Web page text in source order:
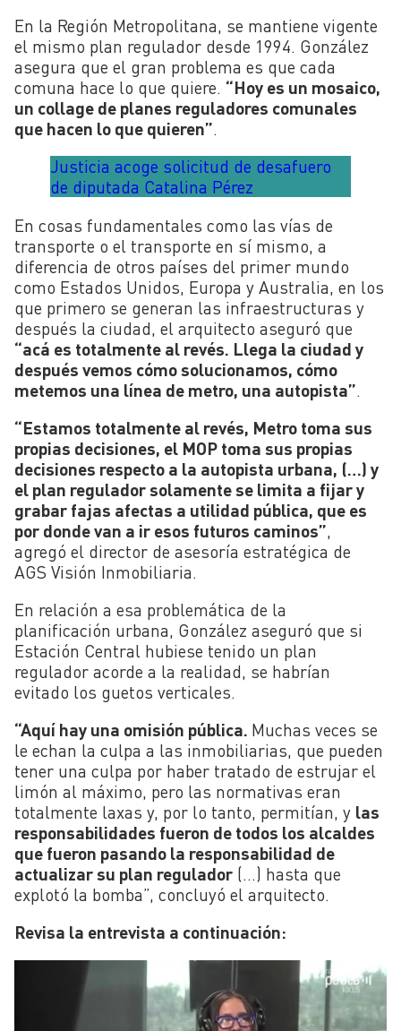
En la Región Metropolitana, se mantiene vigente
el mismo plan regulador desde 1994. González
asegura que el gran problema es que cada
comuna hace lo que quiere. “Hoy es un mosaico,
un collage de planes reguladores comunales
que hacen lo que quieren”.
Justicia acoge solicitud de desafuero
de diputada Catalina Pérez
En cosas fundamentales como las vías de
transporte o el transporte en sí mismo, a
diferencia de otros países del primer mundo
como Estados Unidos, Europa y Australia, en los
que primero se generan las infraestructuras y
después la ciudad, el arquitecto aseguró que
“acá es totalmente al revés. Llega la ciudad y
después vemos cómo solucionamos, cómo
metemos una línea de metro, una autopista”
“Estamos totalmente al revés, Metro toma sus
propias decisiones, el MOP toma sus propias
decisiones respecto a la autopista urbana, (…) y
el plan regulador solamente se limita a fijar y
grabar fajas afectas a utilidad pública, que es
por donde van a ir esos futuros caminos”,
agregó el director de asesoría estratégica de
AGS Visión Inmobiliaria.
En relación a esa problemática de la
planificación urbana, González aseguró que si
Estación Central hubiese tenido un plan
regulador acorde a la realidad, se habrían
evitado los guetos verticales.
“Aquí hay una omisión pública. Muchas veces se
le echan la culpa a las inmobiliarias, que pueden
tener una culpa por haber tratado de estrujar el
limón al máximo, pero las normativas eran
totalmente laxas y, por lo tanto, permitían, y las
responsabilidades fueron de todos los alcaldes
que fueron pasando la responsabilidad de
actualizar su plan regulador (…) hasta que
explotó la bomba”, concluyó el arquitecto.
Revisa la entrevista a continuación: